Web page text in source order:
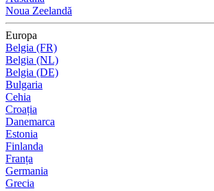
Noua Zeelandă
Europa
Belgia (FR)
Belgia (NL)
Belgia (DE)
Bulgaria
Cehia
Croația
Danemarca
Estonia
Finlanda
Franța
Germania
Grecia